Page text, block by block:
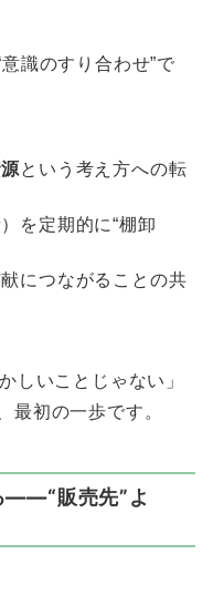
識のすり合わせ”で
という考え方への転
を定期的に“棚卸
につながることの共
しいことじゃない」
最初の一歩です。
——“販売先”よ